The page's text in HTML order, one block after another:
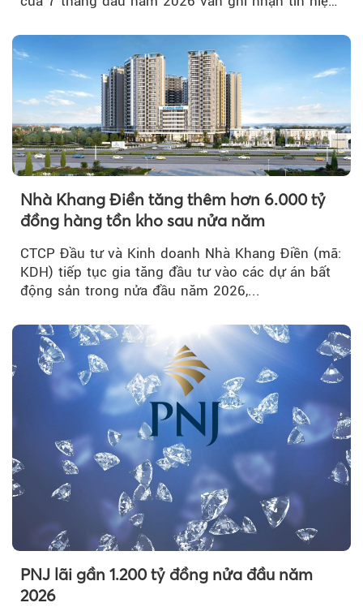
Nhà Khang Điền tăng thêm hơn 6.000 tỷ
đồng hàng tồn kho sau nửa năm
CTCP Đầu tư và Kinh doanh Nhà Khang Điền (mã:
KDH) tiếp tục gia tăng đầu tư vào các dự án bất
động sản trong nửa đầu năm 2026,...
PNJ lãi gần 1.200 tỷ đồng nửa đầu năm
2026